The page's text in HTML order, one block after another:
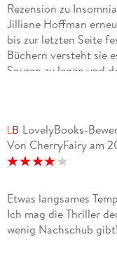
Rezension zu
Jilliane Hoffman
bis zur letzten Seite
Büchern versteht sie
Spuren zu legen und
Frauen, quält sie mit
sie schließlich auf
der Tatorte lassen
Mädchenfänger
Kanten, jemand, der
sondern auf seine
beweist er, dass sein
LovelyBooks-
Von CherryFairy am
Etwas langsames
Ich mag die Thriller
wenig Nachschub gibt!